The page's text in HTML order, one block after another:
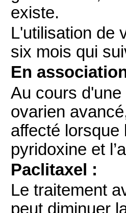
existe.
L'utilisation de
six mois qui
En
Au cours
ovarien
affecté lorsque
pyridoxine et
Paclitaxel :
Le traitement
peut diminuer